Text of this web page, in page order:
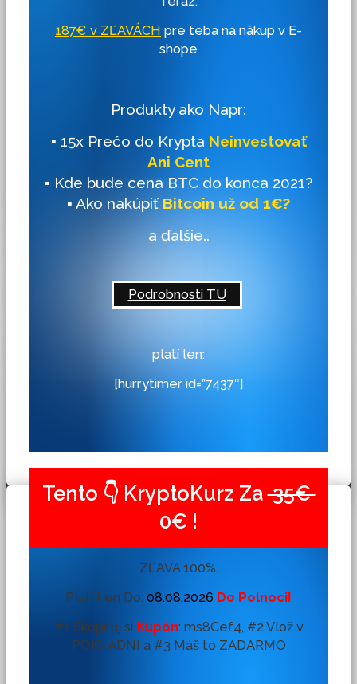
187€ v ZĽAVÁCH pre teba na nákup v E-
shope
Produkty ako Napr:
▪ 15x Prečo do Krypta Neinvestovať
Ani Cent
▪ Kde bude cena BTC do konca 2021?
▪ Ako nakúpiť Bitcoin už od 1€?
a ďalšie..
Podrobnosti TU
platí len:
[hurrytimer id=”7437″]
Tento 👇 KryptoKurz Za35€
0€ !
ZĽAVA 100%.
Platí Len Do: 08.08.2026 Do Polnoci!
#1 Skopíruj si Kupón: ms8Cef4, #2 Vlož v
POKLADNI a #3 Máš to ZADARMO